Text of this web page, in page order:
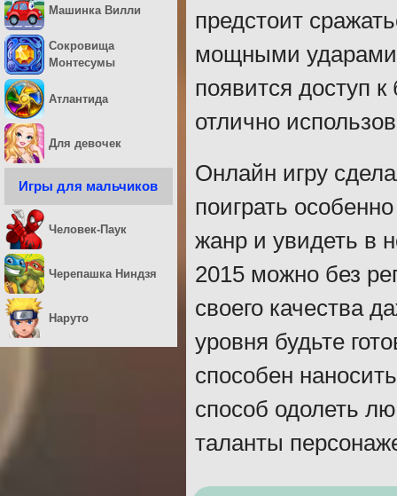
предстоит
мощными
появится доступ
отлично
Онлайн игру
поиграть
жанр и увидеть в
2015 можно без
своего качества
уровня будьте
способен
способ одолеть
таланты
Машинка Вилли
Сокровища
Монтесумы
Атлантида
Для девочек
Игры для мальчиков
Человек-Паук
Черепашка Ниндзя
Наруто